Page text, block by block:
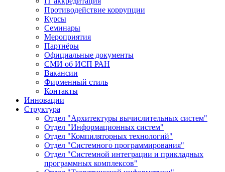
Противодействие коррупции
Курсы
Семинары
Мероприятия
Партнёры
Официальные документы
СМИ об ИСП РАН
Вакансии
Фирменный стиль
Контакты
Инновации
Структура
Отдел "Архитектуры вычислительных систем"
Отдел "Информационных систем"
Отдел "Компиляторных технологий"
Отдел "Системного программирования"
Отдел "Системной интеграции и прикладных
программных комплексов"